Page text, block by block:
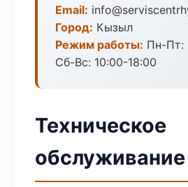
Email:
Город: Кызыл
Режим работы: Пн-Пт:
Сб-Вс: 10:00-18:00
Техническое